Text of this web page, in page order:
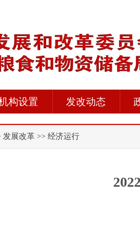
构设置 发改动态
发展改革 >> 经济运行